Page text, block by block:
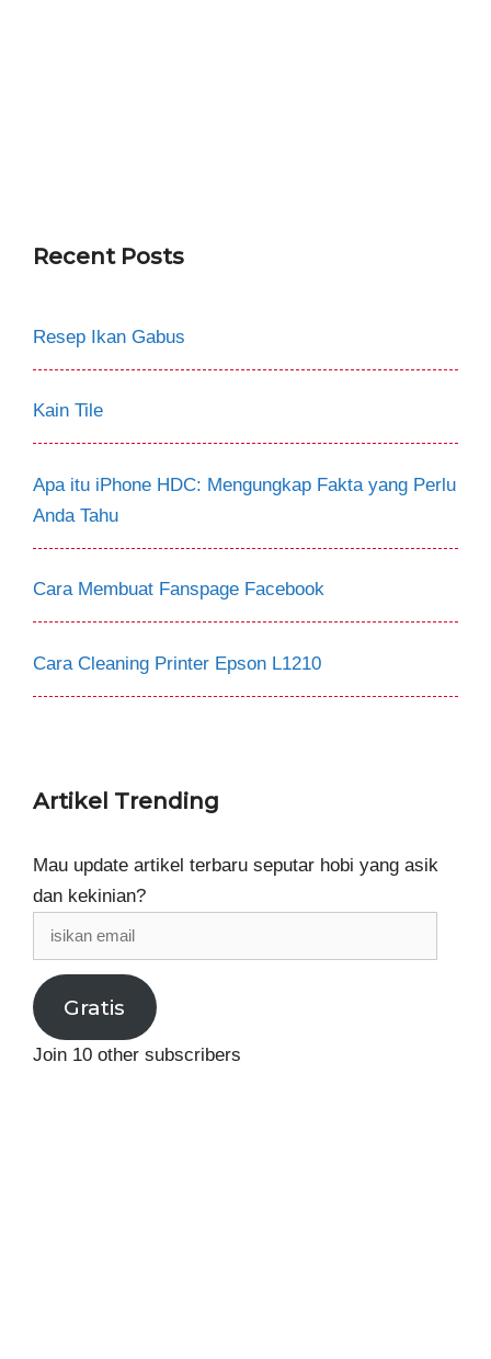
Recent Posts
Resep Ikan Gabus
Kain Tile
Apa itu iPhone HDC: Mengungkap Fakta yang Perlu
Anda Tahu
Cara Membuat Fanspage Facebook
Cara Cleaning Printer Epson L1210
Artikel Trending
Mau update artikel terbaru seputar hobi yang asik
dan kekinian?
isikan
email
Gratis
Join 10 other subscribers